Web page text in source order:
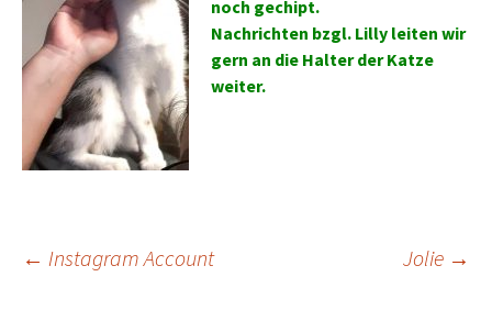
noch gechipt.
Nachrichten bzgl. Lilly leiten wir
gern an die Halter derKatze
weiter.
Beitrags-
← Instagram Account Jolie →